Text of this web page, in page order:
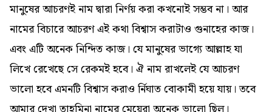
মানুষের আচরণই নাম দ্বারা নির্ণয় করা কখনোই সম্ভব না। আর
নামের বিচারে আচরণ এই কথা বিশ্বাস করাটাও গুনাহের কাজ।
এবং এটি অনেক নিন্দিত কাজ। যে মানুষের ভাগ্যে আল্লাহ যা
লিখে রেখেছে সে রেকমই হবে। ঐ নাম রাখলেই যে আচরণ
ভালো হবে এমনটি বিশ্বাস করাও র্নিঘাত বোকামী হয়ে যায়। তবে